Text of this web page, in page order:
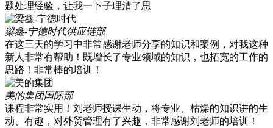
题处理经验，让我一下子理清了思
梁鑫-宁德时代供应链部
在这三天的学习中非常感谢老师分享的知识和案例，对我这种
新人非常有帮助！既增长了专业领域的知识，也拓宽的工作的
思路！非常棒的培训！
美的集团国际部
课程非常实用！刘老师授课生动，将专业、枯燥的知识讲的生
动、有趣，对外贸管理有了兴趣，非常感谢刘老师的培训！